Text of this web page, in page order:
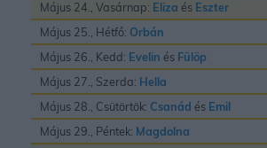
Május 24., Vasárnap: Eliza és Eszter
Május 25., Hétfő: Orbán
Május 26., Kedd: Evelin és Fülöp
Május 27., Szerda: Hella
Május 28., Csütörtök: Csanád és Emil
Május 29., Péntek: Magdolna